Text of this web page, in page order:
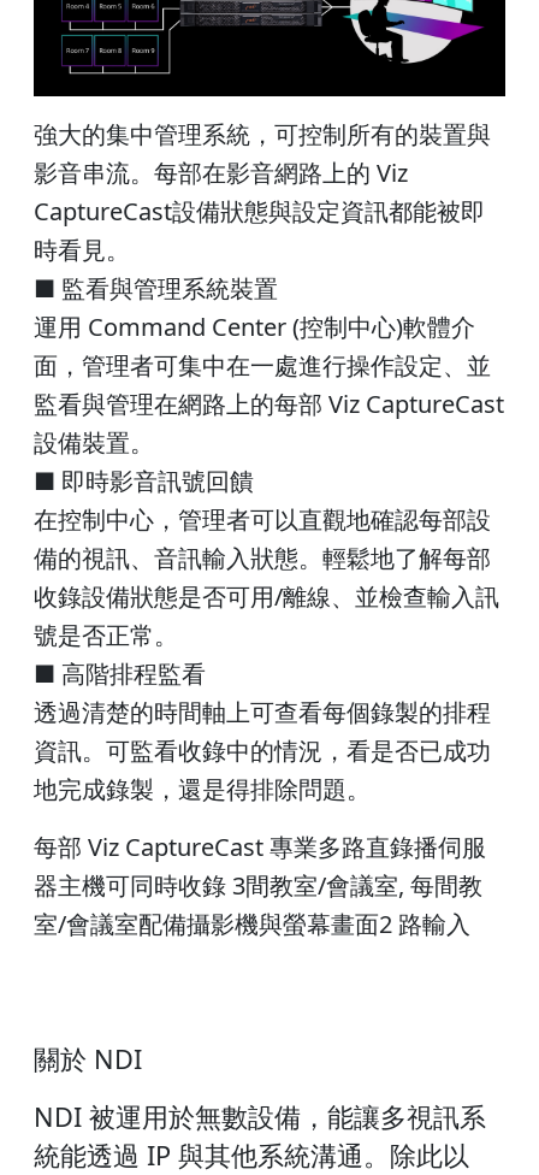
強大的集中管理系統，可控制所有的裝置與
影音串流。每部在影音網路上的 Viz
CaptureCast設備狀態與設定資訊都能被即
時看見。
■ 監看與管理系統裝置
運用 Command Center (控制中心)軟體介
面，管理者可集中在一處進行操作設定、並
監看與管理在網路上的每部 Viz CaptureCast
設備裝置。
■ 即時影音訊號回饋
在控制中心，管理者可以直觀地確認每部設
備的視訊、音訊輸入狀態。輕鬆地了解每部
收錄設備狀態是否可用/離線、並檢查輸入訊
號是否正常。
■ 高階排程監看
透過清楚的時間軸上可查看每個錄製的排程
資訊。可監看收錄中的情況，看是否已成功
地完成錄製，還是得排除問題。
每部 Viz CaptureCast 專業多路直錄播伺服
器主機可同時收錄 3間教室/會議室, 每間教
室/會議室配備攝影機與螢幕畫面2 路輸入
關於 NDI
NDI 被運用於無數設備，能讓多視訊系
統能透過 IP 與其他系統溝通。除此以